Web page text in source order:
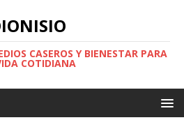
CASEROS Y BIENESTAR PARA
COTIDIANA